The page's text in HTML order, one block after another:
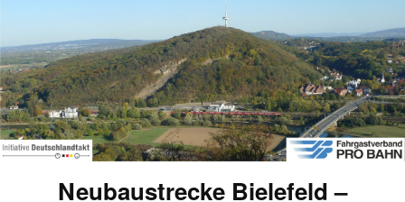
Neubaustrecke Bielefeld –